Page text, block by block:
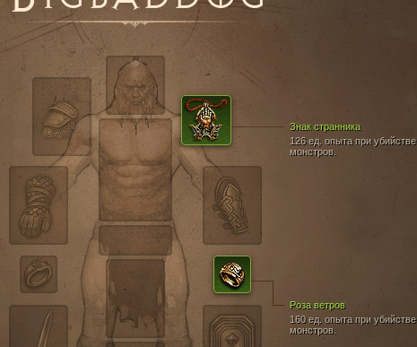
Роза ветров
160 ед. опыта при убийстве
монстров.
Знак странника
126 ед. опыта при убийстве
монстров.